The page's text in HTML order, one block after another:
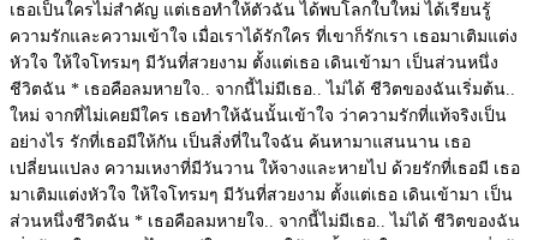
เธอเป็นใครไม่สำคัญ แต่เธอทำให้ตัวฉัน ได้พบโลกใบใหม่ ได้เรียนรู้
ความรักและความเข้าใจ เมื่อเราได้รักใคร ที่เขาก็รักเรา เธอมาเติมแต่ง
หัวใจ ให้ใจโทรมๆ มีวันที่สวยงาม ตั้งแต่เธอ เดินเข้ามา เป็นส่วนหนึ่ง
ชีวิตฉัน * เธอคือลมหายใจ.. จากนี้ไม่มีเธอ.. ไม่ได้ ชีวิตของฉันเริ่มต้น..
ใหม่ จากที่ไม่เคยมีใคร เธอทำให้ฉันนั้นเข้าใจ ว่าความรักที่แท้จริงเป็น
อย่างไร รักที่เธอมีให้กัน เป็นสิ่งที่ในใจฉัน ค้นหามาแสนนาน เธอ
เปลี่ยนแปลง ความเหงาที่มีวันวาน ให้จางและหายไป ด้วยรักที่เธอมี เธอ
มาเติมแต่งหัวใจ ให้ใจโทรมๆ มีวันที่สวยงาม ตั้งแต่เธอ เดินเข้ามา เป็น
ส่วนหนึ่งชีวิตฉัน * เธอคือลมหายใจ.. จากนี้ไม่มีเธอ.. ไม่ได้ ชีวิตของฉัน